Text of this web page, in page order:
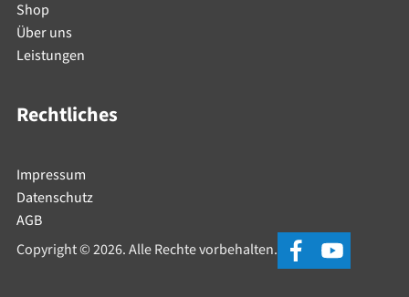
Shop
Über uns
Leistungen
Rechtliches
Impressum
Datenschutz
AGB
Copyright © 2026. Alle Rechte vorbehalten.